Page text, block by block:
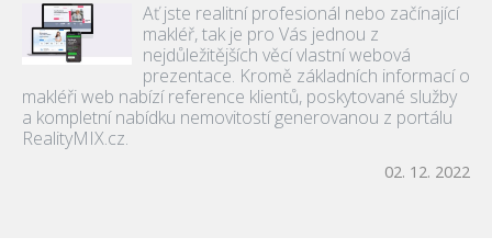
Ať jste realitní profesionál nebo začínající
makléř, tak je pro Vás jednou z
nejdůležitějších věcí vlastní webová
prezentace. Kromě základních informací o
makléři web nabízí reference klientů, poskytované služby
a kompletní nabídku nemovitostí generovanou z portálu
RealityMIX.cz.
02. 12. 2022